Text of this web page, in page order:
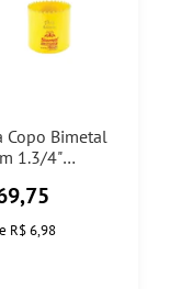
Copo Bimetal
1.3/4"
R$ 6,98